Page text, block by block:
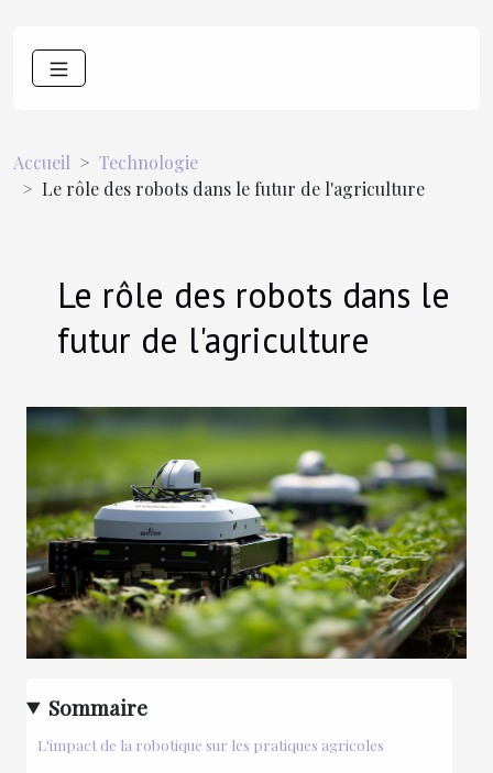
Accueil
Technologie
Le rôle des robots dans le futur de l'agriculture
Le rôle des robots dans le
futur de l'agriculture
Sommaire
L'impact de la robotique sur les pratiques agricoles